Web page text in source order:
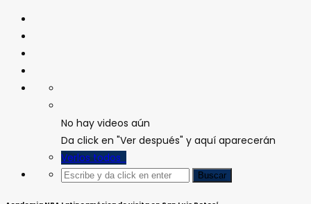
No hay videos aún
Da click en "Ver después" y aquí aparecerán
Verlos todos